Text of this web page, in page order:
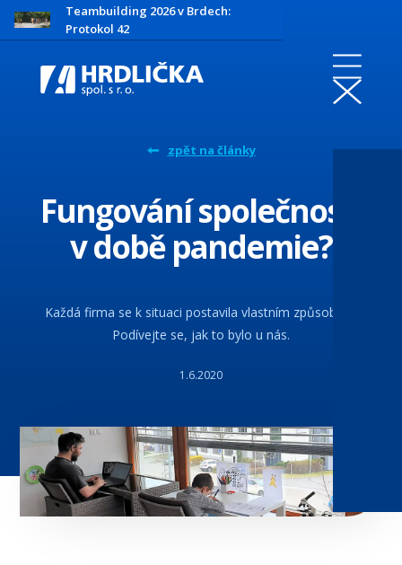
Teambuilding 2026 v Brdech:
Protokol 42
zpět na články
Fungování společnosti
v době pandemie?
Každá firma se k situaci postavila vlastním způsobem.
Podívejte se, jak to bylo u nás.
1.6.2020